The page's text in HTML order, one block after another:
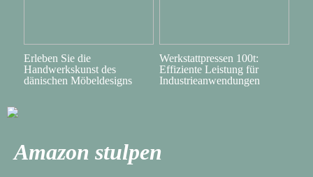
Erleben Sie die
Handwerkskunst des
dänischen Möbeldesigns
Werkstattpressen 100t:
Effiziente Leistung für
Industrieanwendungen
Amazon stulpen